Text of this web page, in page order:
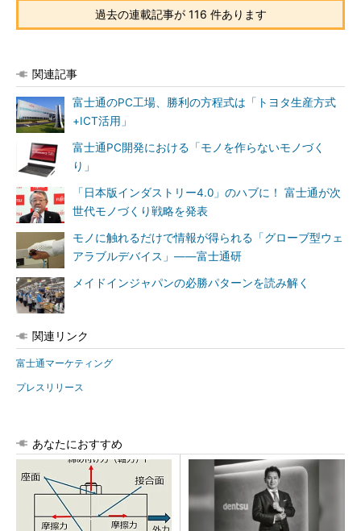
過去の連載記事が 116 件あります
関連記事
富士通のPC工場、勝利の方程式は「トヨタ生産方式
+ICT活用」
富士通PC開発における「モノを作らないモノづく
り」
「日本版インダストリー4.0」のハブに！ 富士通が次
世代モノづくり戦略を発表
モノに触れるだけで情報が得られる「グローブ型ウェ
アラブルデバイス」――富士通研
メイドインジャパンの必勝パターンを読み解く
関連リンク
富士通マーケティング
プレスリリース
あなたにおすすめ